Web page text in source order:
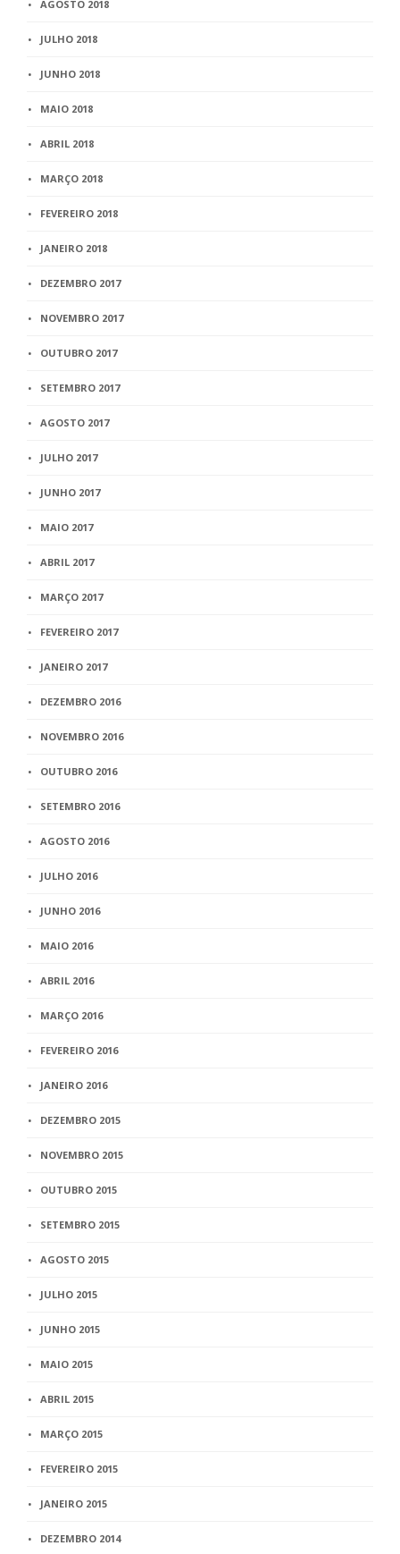
AGOSTO 2018
JULHO 2018
JUNHO 2018
MAIO 2018
ABRIL 2018
MARÇO 2018
FEVEREIRO 2018
JANEIRO 2018
DEZEMBRO 2017
NOVEMBRO 2017
OUTUBRO 2017
SETEMBRO 2017
AGOSTO 2017
JULHO 2017
JUNHO 2017
MAIO 2017
ABRIL 2017
MARÇO 2017
FEVEREIRO 2017
JANEIRO 2017
DEZEMBRO 2016
NOVEMBRO 2016
OUTUBRO 2016
SETEMBRO 2016
AGOSTO 2016
JULHO 2016
JUNHO 2016
MAIO 2016
ABRIL 2016
MARÇO 2016
FEVEREIRO 2016
JANEIRO 2016
DEZEMBRO 2015
NOVEMBRO 2015
OUTUBRO 2015
SETEMBRO 2015
AGOSTO 2015
JULHO 2015
JUNHO 2015
MAIO 2015
ABRIL 2015
MARÇO 2015
FEVEREIRO 2015
JANEIRO 2015
DEZEMBRO 2014